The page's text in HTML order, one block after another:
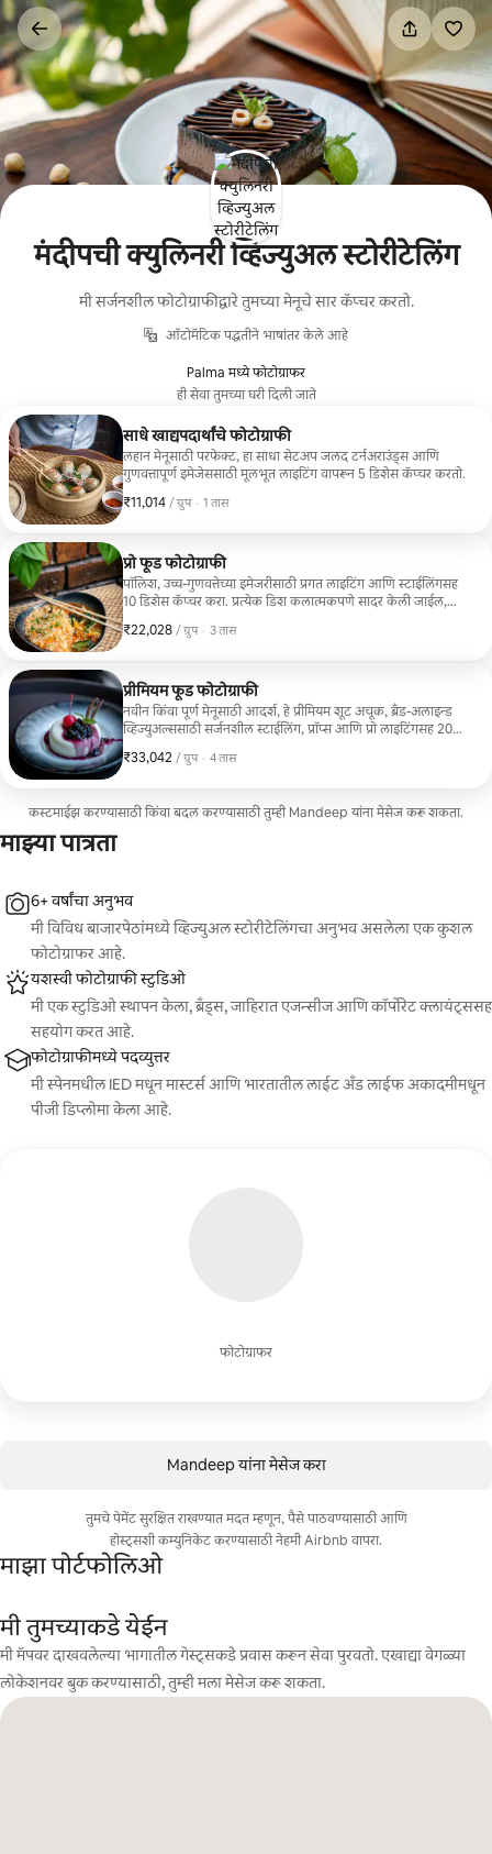
कंटेंटवर
जा
मंदीपची क्युलिनरी व्हिज्युअल स्टोरीटेलिंग
मी सर्जनशील फोटोग्राफीद्वारे तुमच्या मेनूचे सार कॅप्चर करतो.
ऑटोमॅटिक पद्धतीने भाषांतर केले आहे
Palma मध्ये फोटोग्राफर
ही सेवा तुमच्या घरी दिली जाते
साधे खाद्यपदार्थांचे फोटोग्राफी
लहान मेनूसाठी परफेक्ट, हा साधा सेटअप जलद टर्नअराउंड्स आणि
गुणवत्तापूर्ण इमेजेससाठी मूलभूत लाइटिंग वापरून 5 डिशेस कॅप्चर करतो.
₹11,014 / ग्रुप
₹11,014, प्रति ग्रुप
, · 1 तास
प्रो फूड फोटोग्राफी
पॉलिश, उच्च-गुणवत्तेच्या इमेजरीसाठी प्रगत लाइटिंग आणि स्टाईलिंगसह
10 डिशेस कॅप्चर करा. प्रत्येक डिश कलात्मकपणे सादर केली जाईल,
₹22,028 / ग्रुप
₹22,028, प्रति ग्रुप
, · 3 तास
प्रीमियम फूड फोटोग्राफी
नवीन किंवा पूर्ण मेनूसाठी आदर्श, हे प्रीमियम शूट अचूक, ब्रँड-अलाइन्ड
व्हिज्युअल्ससाठी सर्जनशील स्टाईलिंग, प्रॉप्स आणि प्रो लाइटिंगसह 20
₹33,042 / ग्रुप
₹33,042, प्रति ग्रुप
, · 4 तास
कस्टमाईझ करण्यासाठी किंवा बदल करण्यासाठी तुम्ही Mandeep यांना मेसेज करू शकता.
माझ्या पात्रता
फोटोग्राफर
6+ वर्षांचा अनुभव
मी विविध बाजारपेठांमध्ये व्हिज्युअल स्टोरीटेलिंगचा अनुभव असलेला एक कुशल
फोटोग्राफर आहे.
यशस्वी फोटोग्राफी स्टुडिओ
मी एक स्टुडिओ स्थापन केला, ब्रँड्स, जाहिरात एजन्सीज आणि कॉर्पोरेट क्लायंट्ससह
सहयोग करत आहे.
फोटोग्राफीमध्ये पदव्युत्तर
मी स्पेनमधील IED मधून मास्टर्स आणि भारतातील लाईट अँड लाईफ अकादमीमधून
पीजी डिप्लोमा केला आहे.
Mandeep यांना मेसेज करा
तुमचे पेमेंट सुरक्षित राखण्यात मदत म्हणून, पैसे पाठवण्यासाठी आणि
होस्ट्सशी कम्युनिकेट करण्यासाठी नेहमी Airbnb वापरा.
माझा पोर्टफोलिओ
मी तुमच्याकडे येईन
मी मॅपवर दाखवलेल्या भागातील गेस्ट्सकडे प्रवास करून सेवा पुरवतो. एखाद्या वेगळ्या
लोकेशनवर बुक करण्यासाठी, तुम्ही मला मेसेज करू शकता.